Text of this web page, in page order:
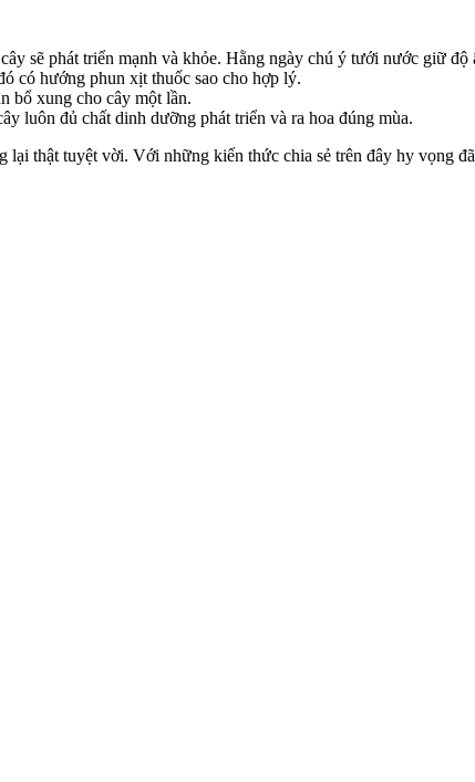
sẽ phát triển mạnh và khỏe. Hằng ngày chú ý tưới nước giữ độ
có hướng phun xịt thuốc sao cho hợp lý.
bổ xung cho cây một lần.
luôn đủ chất dinh dưỡng phát triển và ra hoa đúng mùa.
thật tuyệt vời. Với những kiến thức chia sẻ trên đây hy vọng